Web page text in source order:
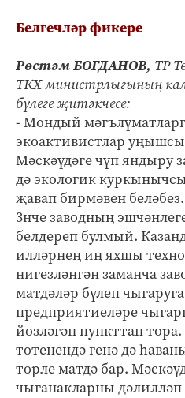
Белгечләр фикере
Рөстәм БОГДАНОВ, ТР
ТКХ министрлыгының
бүлеге җитәкчесе:
- Мондый
экоактивистлар
Мәскәүдәге чүп яндыру
дә экологик
җавап бирмәвен
3нче заводның
белдереп булмый.
илләрнең иң яхшы
нигезләнгән заманча
матдәләр бүлеп
предприятиеләре
йөзләгән пункттан
төтенендә генә дә
төрле матдә бар.
чыганакларны дәлилләп